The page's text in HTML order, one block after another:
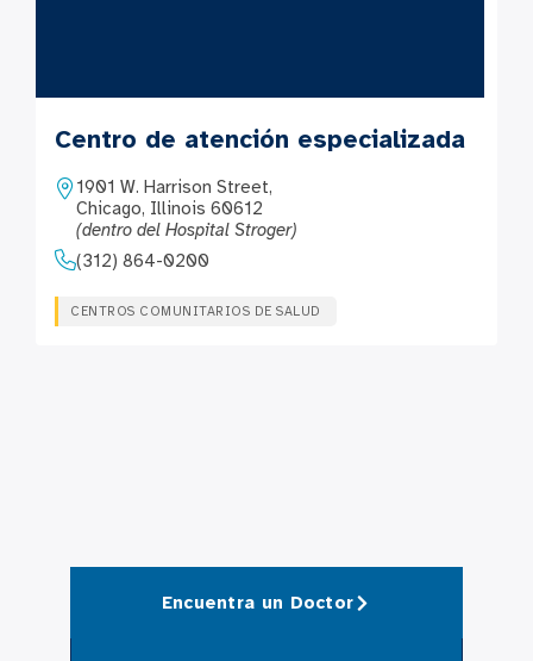
Centro de atención especializada
1901 W. Harrison Street,
Chicago, Illinois 60612
(dentro del Hospital Stroger)
(312) 864-0200
CENTROS COMUNITARIOS DE SALUD
Encuentra un Doctor